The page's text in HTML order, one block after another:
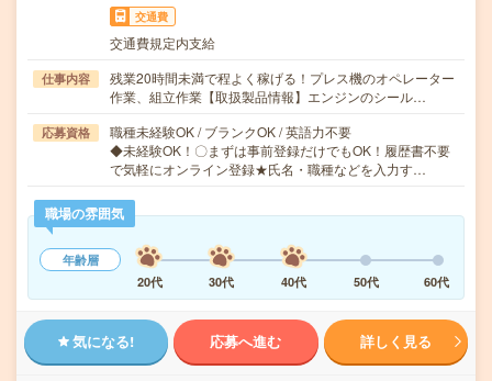
交通費
交通費規定内支給
仕事内容
残業20時間未満で程よく稼げる！プレス機のオペレーター
作業、組立作業【取扱製品情報】エンジンのシール…
応募資格
職種未経験OK / ブランクOK / 英語力不要
◆未経験OK！〇まずは事前登録だけでもOK！履歴書不要
で気軽にオンライン登録★氏名・職種などを入力す…
職場の雰囲気
年齢層
20代
30代 40代 50代 60代
気になる! 応募へ進む 詳しく見る